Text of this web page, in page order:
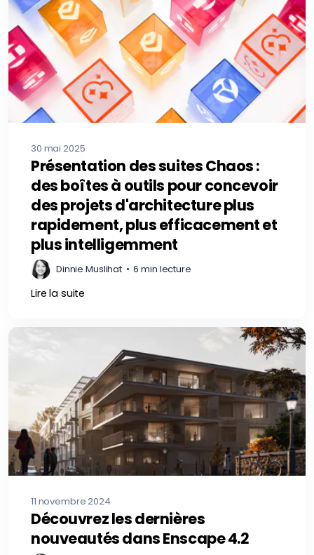
30 mai 2025
Présentation des suites Chaos :
des boîtes à outils pour concevoir
des projets d'architecture plus
rapidement, plus efficacement et
plus intelligemment
Dinnie Muslihat • 6 min lecture
Lire la suite
11 novembre 2024
Découvrez les dernières
nouveautés dans Enscape 4.2